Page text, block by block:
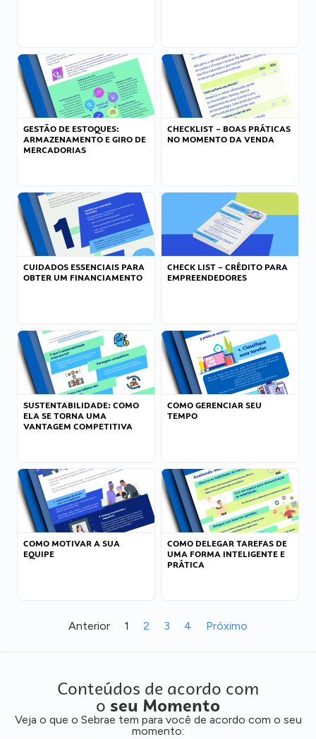
GESTÃO DE ESTOQUES:
ARMAZENAMENTO E GIRO DE
MERCADORIAS
CHECKLIST – BOAS PRÁTICAS
NO MOMENTO DA VENDA
CUIDADOS ESSENCIAIS PARA
OBTER UM FINANCIAMENTO
CHECK LIST – CRÉDITO PARA
EMPREENDEDORES
SUSTENTABILIDADE: COMO
ELA SE TORNA UMA
VANTAGEM COMPETITIVA
COMO GERENCIAR SEU
TEMPO
COMO MOTIVAR A SUA
EQUIPE
COMO DELEGAR TAREFAS DE
UMA FORMA INTELIGENTE E
PRÁTICA
Anterior 1 2 3 4 Próximo
Conteúdos de acordo com
o seu Momento
Veja o que o Sebrae tem para você de acordo com o seu
momento: